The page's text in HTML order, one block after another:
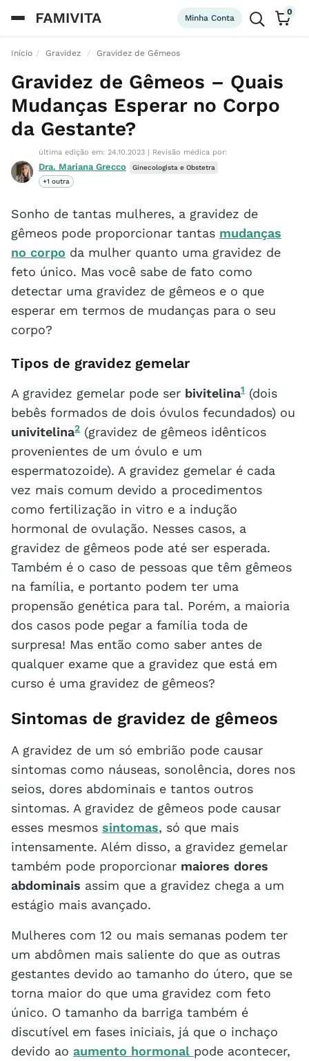
Minha Conta
0
Início Gravidez Gravidez de Gêmeos
Gravidez de Gêmeos – Quais
Mudanças Esperar no Corpo
da Gestante?
última edição em: 24.10.2023 | Revisão médica por:
Dra. Mariana Grecco
Ginecologista e Obstetra
+1 outra
Sonho de tantas mulheres, a gravidez de
gêmeos pode proporcionar tantas mudanças
no corpo da mulher quanto uma gravidez de
feto único. Mas você sabe de fato como
detectar uma gravidez de gêmeos e o que
esperar em termos de mudanças para o seu
corpo?
Tipos de gravidez gemelar
A gravidez gemelar pode ser bivitelina1 (dois
bebês formados de dois óvulos fecundados) ou
univitelina2 (gravidez de gêmeos idênticos
provenientes de um óvulo e um
espermatozoide). A gravidez gemelar é cada
vez mais comum devido a procedimentos
como fertilização in vitro e a indução
hormonal de ovulação. Nesses casos, a
gravidez de gêmeos pode até ser esperada.
Também é o caso de pessoas que têm gêmeos
na família, e portanto podem ter uma
propensão genética para tal. Porém, a maioria
dos casos pode pegar a família toda de
surpresa! Mas então como saber antes de
qualquer exame que a gravidez que está em
curso é uma gravidez de gêmeos?
Sintomas de gravidez de gêmeos
A gravidez de um só embrião pode causar
sintomas como náuseas, sonolência, dores nos
seios, dores abdominais e tantos outros
sintomas. A gravidez de gêmeos pode causar
esses mesmos sintomas, só que mais
intensamente. Além disso, a gravidez gemelar
também pode proporcionar maiores dores
abdominais assim que a gravidez chega a um
estágio mais avançado.
Mulheres com 12 ou mais semanas podem ter
um abdômen mais saliente do que as outras
gestantes devido ao tamanho do útero, que se
torna maior do que uma gravidez com feto
único. O tamanho da barriga também é
discutível em fases iniciais, já que o inchaço
devido ao aumento hormonal pode acontecer,